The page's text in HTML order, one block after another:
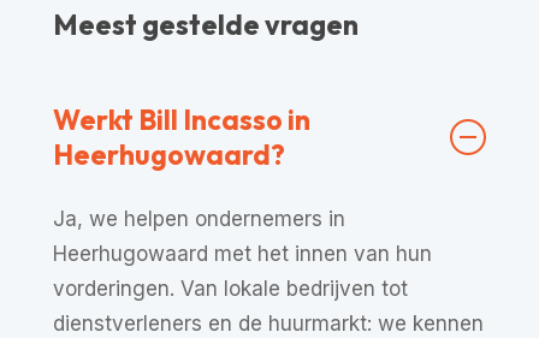
Meest gestelde vragen
Werkt Bill Incasso in
Heerhugowaard?
Ja, we helpen ondernemers in
Heerhugowaard met het innen van hun
vorderingen. Van lokale bedrijven tot
dienstverleners en de huurmarkt: we kennen